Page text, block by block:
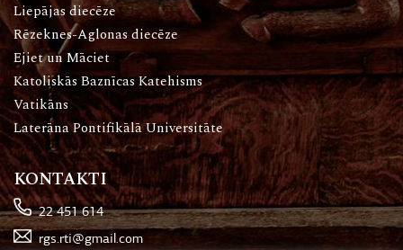
Liepājas diecēze
Rēzeknes-Aglonas diecēze
Ejiet un Māciet
Katoliskās Baznīcas Katehisms
Vatikāns
Laterāna Pontifikālā Universitāte
KONTAKTI
22 451 614
rgs.rti@gmail.com